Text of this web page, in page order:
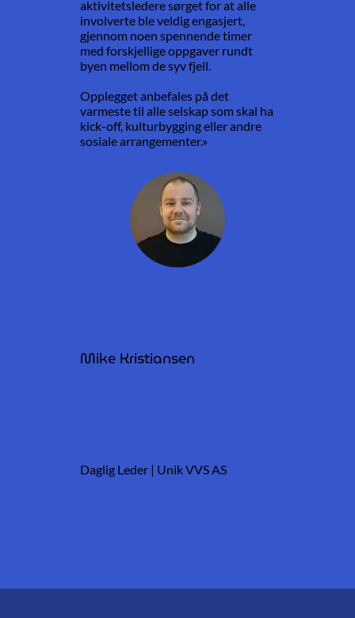
aktivitetsledere sørget for at alle
involverte ble veldig engasjert,
gjennom noen spennende timer
med forskjellige oppgaver rundt
byen mellom de syv fjell.
Opplegget anbefales på det
varmeste til alle selskap som skal ha
kick-off, kulturbygging eller andre
sosiale arrangementer.»
Mike Kristiansen
Daglig Leder | Unik VVS AS